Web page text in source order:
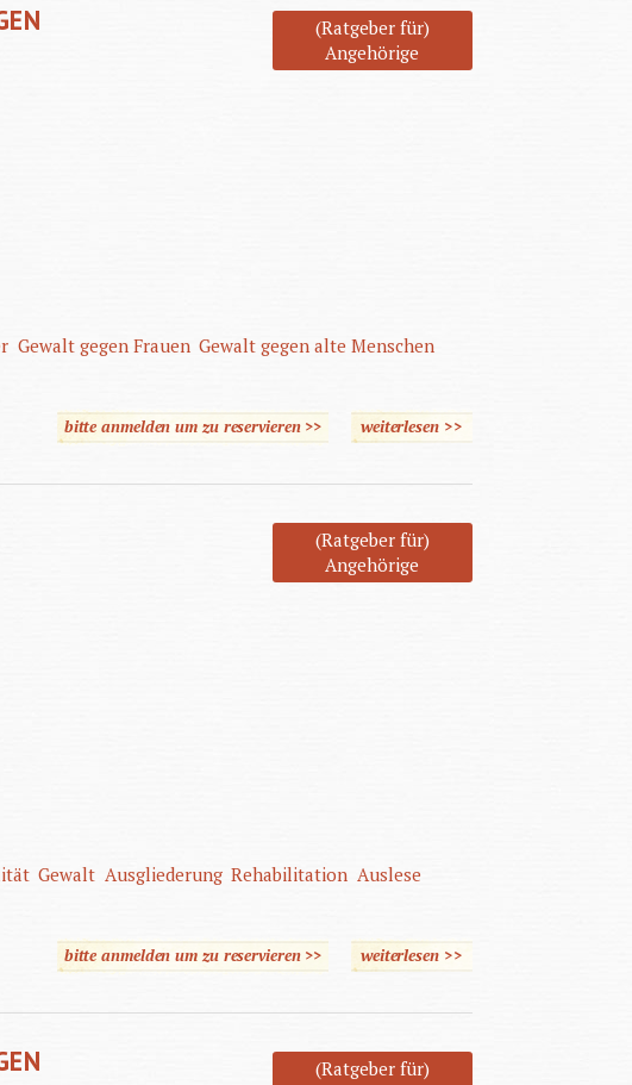
(Ratgeber für)
Angehörige
Gewalt gegen Frauen Gewalt gegen alte Menschen
bitte anmelden um zu reservieren >> weiterlesen>>
(Ratgeber für)
Angehörige
Gewalt Ausgliederung Rehabilitation Auslese
bitte anmelden um zu reservieren >> weiterlesenüber Behindert
>>
(Ratgeber für)